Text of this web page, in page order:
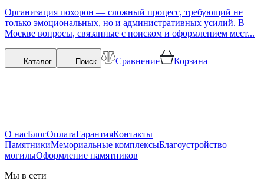
Организация похорон — сложный процесс, требующий не
только эмоциональных, но и административных усилий. В
Москве вопросы, связанные с поиском и оформлением мест...
Каталог Поиск Сравнение Корзина
О насБлогОплатаГарантияКонтакты
ПамятникиМемориальные комплексыБлагоустройство
могилыОформление памятников
Мы в сети